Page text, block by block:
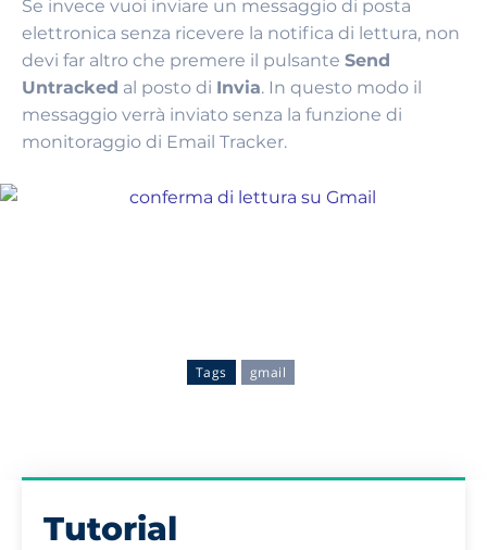
Se invece vuoi inviare un messaggio di posta
elettronica senza ricevere la notifica di lettura, non
devi far altro che premere il pulsante Send
Untracked al posto di Invia. In questo modo il
messaggio verrà inviato senza la funzione di
monitoraggio di Email Tracker.
Tags gmail
Tutorial